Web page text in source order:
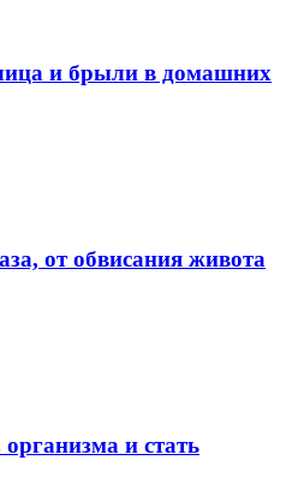
и брыли в домашних
от обвисания живота
и стать